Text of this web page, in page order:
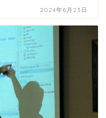
2024年6月23日